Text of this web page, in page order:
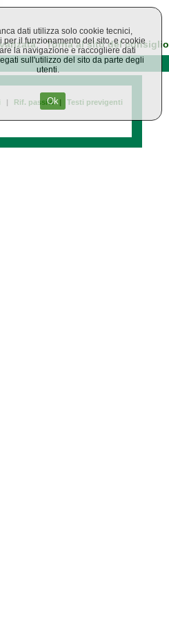
Torna al sito del consiglio
| Rif. passivi | Testi previgenti
dati utilizza solo cookie tecnici,
per il funzionamento del sito, e cookie
la navigazione e raccogliere dati
sull'utilizzo del sito da parte degli
utenti.
Ok